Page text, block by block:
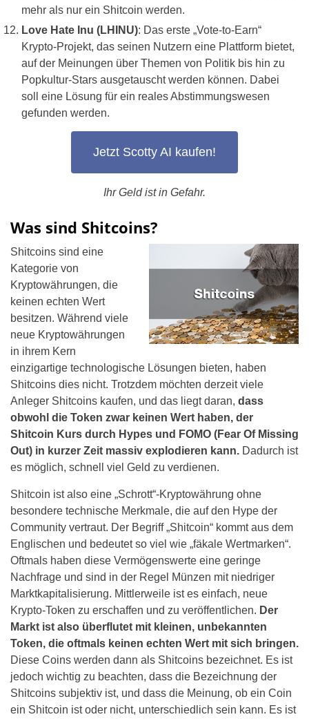
mehr als nur ein Shitcoin werden.
Love Hate Inu (LHINU): Das erste „Vote-to-Earn“
Krypto-Projekt, das seinen Nutzern eine Plattform bietet,
auf der Meinungen über Themen von Politik bis hin zu
Popkultur-Stars ausgetauscht werden können. Dabei
soll eine Lösung für ein reales Abstimmungswesen
gefunden werden.
Jetzt Scotty AI kaufen!
Ihr Geld ist in Gefahr.
Was sind Shitcoins?
Shitcoins sind eine
Kategorie von
Kryptowährungen, die
keinen echten Wert
besitzen. Während viele
neue Kryptowährungen
in ihrem Kern
einzigartige technologische Lösungen bieten, haben
Shitcoins dies nicht. Trotzdem möchten derzeit viele
Anleger Shitcoins kaufen, und das liegt daran, dass
obwohl die Token zwar keinen Wert haben, der
Shitcoin Kurs durch Hypes und FOMO (Fear Of Missing
Out) in kurzer Zeit massiv explodieren kann. Dadurch ist
es möglich, schnell viel Geld zu verdienen.
Shitcoin ist also eine „Schrott“-Kryptowährung ohne
besondere technische Merkmale, die auf den Hype der
Community vertraut. Der Begriff „Shitcoin“ kommt aus dem
Englischen und bedeutet so viel wie „fäkale Wertmarken“.
Oftmals haben diese Vermögenswerte eine geringe
Nachfrage und sind in der Regel Münzen mit niedriger
Marktkapitalisierung. Mittlerweile ist es einfach, neue
Krypto-Token zu erschaffen und zu veröffentlichen. Der
Markt ist also überflutet mit kleinen, unbekannten
Token, die oftmals keinen echten Wert mit sich bringen.
Diese Coins werden dann als Shitcoins bezeichnet. Es ist
jedoch wichtig zu beachten, dass die Bezeichnung der
Shitcoins subjektiv ist, und dass die Meinung, ob ein Coin
ein Shitcoin ist oder nicht, unterschiedlich sein kann. Es ist